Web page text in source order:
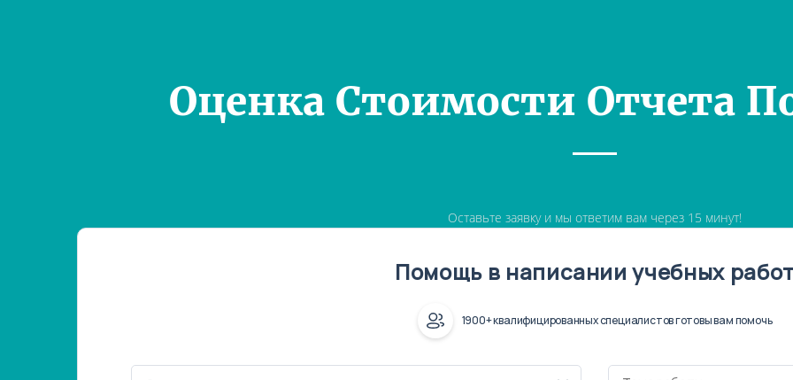
Оценка Стоимости Отчета
Оставьте заявку и мы ответим вам через 15 минут!
Помощь в написании учебных
1900+ квалифицированных специалистов готовы вам помочь